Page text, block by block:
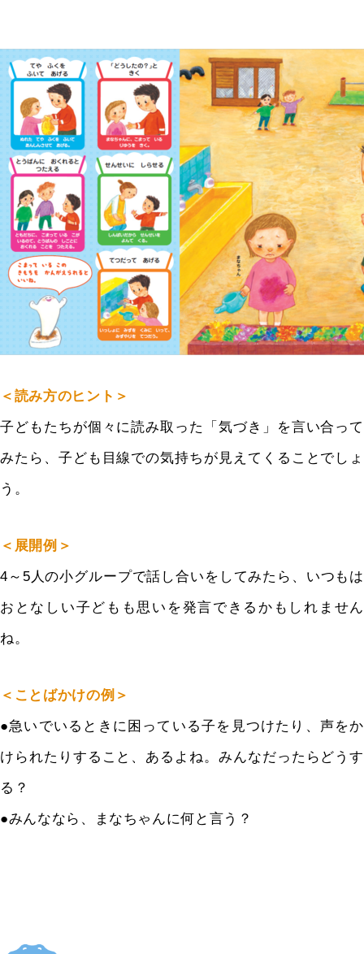
＜読み方のヒント＞
子どもたちが個々に読み取った「気づき」を言い合って
みたら、子ども目線での気持ちが見えてくることでしょ
う。
＜展開例＞
4～5人の小グループで話し合いをし てみたら、いつもは
おとなしい子どもも思いを発言できるかもしれません
ね。
＜ことばかけの例＞
●急いでいるときに困っている子を見つけたり、声をか
けられたりすること、あるよね。みんなだったらどうす
る？
●みんななら、まなちゃんに何と言う？